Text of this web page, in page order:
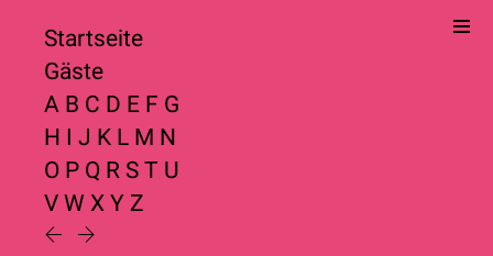
Startseite
Gäste
A B C D E F G
H I J K L M N
O P Q R S T U
V W X Y Z